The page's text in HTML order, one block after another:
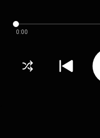
0:00